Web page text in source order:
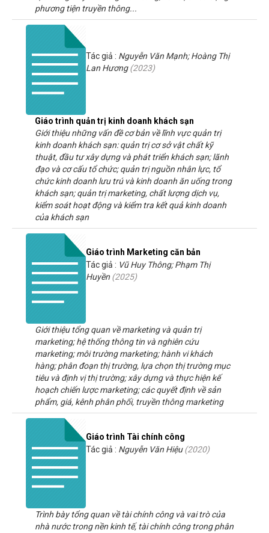
phương tiện truyền thông...
Giáo trình quản trị kinh doanh khách sạn
Tác giả : Nguyễn Văn Mạnh; Hoàng Thị
Lan Hương(2023)
Giới thiệu những vấn đề cơ bản về lĩnh vực quản trị
kinh doanh khách sạn: quản trị cơ sở vật chất kỹ
thuật, đầu tư xây dựng và phát triển khách sạn; lãnh
đạo và cơ cấu tổ chức; quản trị nguồn nhân lực, tổ
chức kinh doanh lưu trú và kinh doanh ăn uống trong
khách sạn; quản trị marketing, chất lượng dịch vụ,
kiểm soát hoạt động và kiểm tra kết quả kinh doanh
của khách sạn
Giáo trình Marketing căn bản
Tác giả : Vũ Huy Thông; Phạm Thị
Huyền (2025)
Giới thiệu tổng quan về marketing và quản trị
marketing; hệ thống thông tin và nghiên cứu
marketing; môi trường marketing; hành vi khách
hàng; phân đoạn thị trường, lựa chọn thị trường mục
tiêu và định vị thị trường; xây dựng và thực hiện kế
hoạch chiến lược marketing; các quyết định về sản
phẩm, giá, kênh phân phối, truyền thông marketing
Giáo trình Tài chính công
Tác giả : Nguyễn Văn Hiệu(2020)
Trình bày tổng quan về tài chính công và vai trò của
nhà nước trong nền kinh tế, tài chính công trong phân